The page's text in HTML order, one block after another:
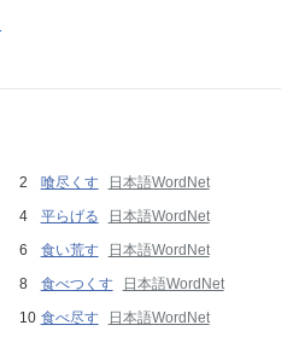
喰尽くす
日本語WordNet
平らげる
日本語WordNet
食い荒す
日本語WordNet
食べつくす
日本語WordNet
食べ尽す 日本語WordNet